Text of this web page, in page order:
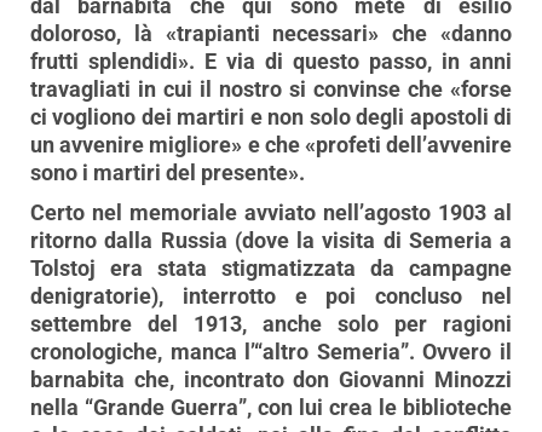
doloroso, là «trapianti necessari» che «danno
frutti splendidi». E via di questo passo, in anni
travagliati in cui il nostro si convinse che «forse
ci vogliono dei martiri e non solo degli apostoli di
un avvenire migliore» e che «profeti dell’avvenire
sono i martiri del presente».
Certo nel memoriale avviato nell’agosto 1903 al
ritorno dalla Russia (dove la visita di Semeria a
Tolstoj era stata stigmatizzata da campagne
denigratorie), interrotto e poi concluso nel
settembre del 1913, anche solo per ragioni
cronologiche, manca l’“altro Semeria”. Ovvero il
barnabita che, incontrato don Giovanni Minozzi
nella “Grande Guerra”, con lui crea le biblioteche